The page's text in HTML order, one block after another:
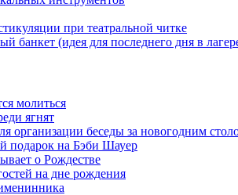
при театральной читке
банкет (идея для последнего дня в
молиться
ягнят
организации беседы за новогодним
подарок на Бэби Шауер
о Рождестве
на дне рождения